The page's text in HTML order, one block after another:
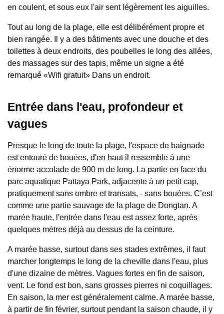
en coulent, et sous eux l'air sent légèrement les aiguilles.
Tout au long de la plage, elle est délibérément propre et
bien rangée. Il y a des bâtiments avec une douche et des
toilettes à deux endroits, des poubelles le long des allées,
des massages sur des tapis, même un signe a été
remarqué «Wifi gratuit» Dans un endroit.
Entrée dans l'eau, profondeur et
vagues
Presque le long de toute la plage, l'espace de baignade
est entouré de bouées, d'en haut il ressemble à une
énorme accolade de 900 m de long. La partie en face du
parc aquatique Pattaya Park, adjacente à un petit cap,
pratiquement sans ombre et transats, - sans bouées. C’est
comme une partie sauvage de la plage de Dongtan. A
marée haute, l'entrée dans l'eau est assez forte, après
quelques mètres déjà au dessus de la ceinture.
A marée basse, surtout dans ses stades extrêmes, il faut
marcher longtemps le long de la cheville dans l'eau, plus
d'une dizaine de mètres. Vagues fortes en fin de saison,
vent. Le fond est bon, sans grosses pierres ni coquillages.
En saison, la mer est généralement calme. A marée basse,
à partir de fin février, surtout pendant la saison chaude, il y